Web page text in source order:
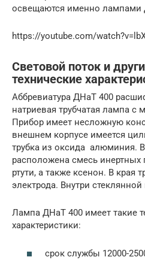
освещаются именно лампами
https://youtube.com/
Световой поток и
технические
Аббревиатура ДНаТ 400
натриевая трубчатая лампа с
Прибор имеет несложную
внешнем корпусе имеется
трубка из оксида алюминия.
расположена смесь инертных
ртути, а также ксенон. В края
электрода. Внутри
Лампа ДНаТ 400 имеет такие
характеристики:
срок службы 12000-